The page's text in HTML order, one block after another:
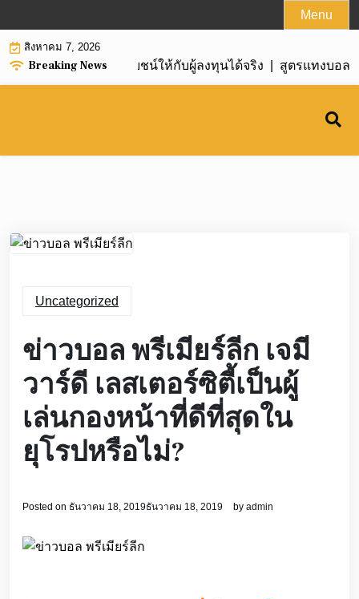
to
content
Menu
สิงหาคม 7, 2026
Breaking News
ง่าย สร้างผลผลประโยชน์ให้กับผู้ลงทุนได้จริง | สูตรแทงบอลไ
Uncategorized
ข่าวบอล พรีเมียร์ลีก เจมี
วาร์ดี เลสเตอร์ซิตี้เป็นผู้
เล่นกองหน้าที่ดีที่สุดใน
ยุโรปหรือไม่?
Posted on ธันวาคม 18, 2019ธันวาคม 18, 2019 by admin